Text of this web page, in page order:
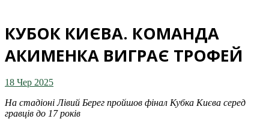
КУБОК КИЄВА. КОМАНДА
АКИМЕНКА ВИГРАЄ ТРОФЕЙ
18 Чер 2025
На стадіоні Лівий Берег пройшов фінал Кубка Києва серед
гравців до 17 років